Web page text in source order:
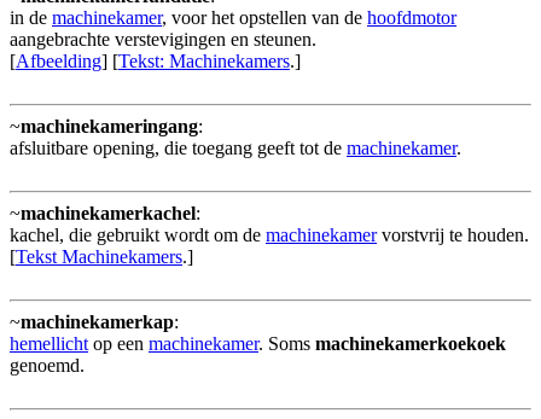
in de machinekamer, voor het opstellen van de hoofdmotor
aangebrachte verstevigingen en steunen.
[Afbeelding] [Tekst: Machinekamers.]
~machinekameringang:
afsluitbare opening, die toegang geeft tot de machinekamer.
~machinekamerkachel:
kachel, die gebruikt wordt om de machinekamervorstvrij te houden.
[Tekst Machinekamers.]
~machinekamerkap:
hemellicht op een machinekamer. Soms machinekamerkoekoek
genoemd.